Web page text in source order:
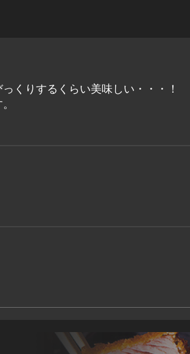
くりするくらい美味しい・・・！